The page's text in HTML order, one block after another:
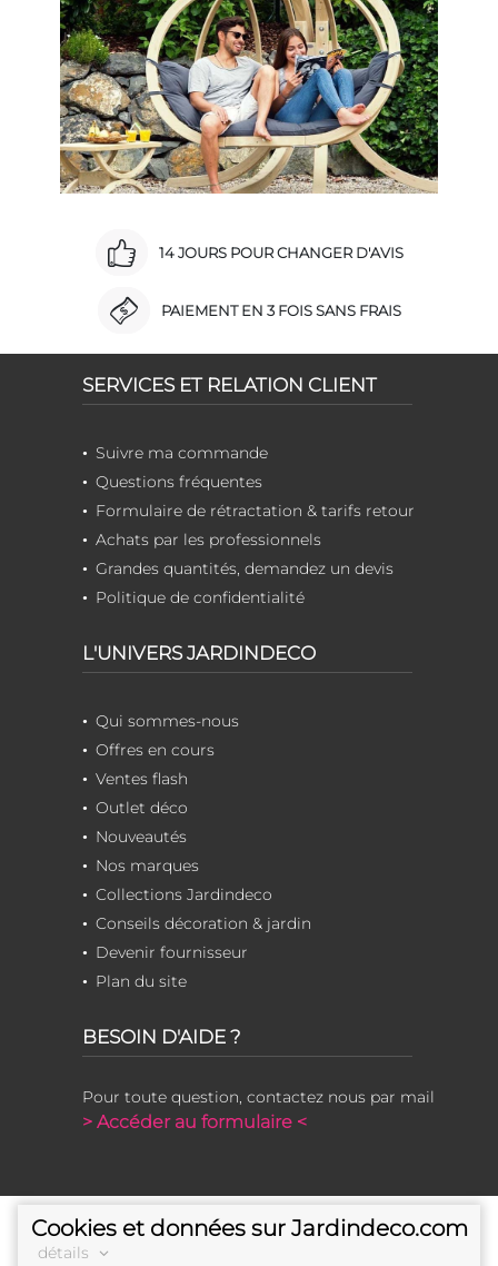
14 JOURS POUR CHANGER D'AVIS
PAIEMENT EN 3 FOIS SANS FRAIS
SERVICES ET RELATION CLIENT
Suivre ma commande
Questions fréquentes
Formulaire de rétractation & tarifs retour
Achats par les professionnels
Grandes quantités, demandez un devis
Politique de confidentialité
L'UNIVERS JARDINDECO
Qui sommes-nous
Offres en cours
Ventes flash
Outlet déco
Nouveautés
Nos marques
Collections Jardindeco
Conseils décoration & jardin
Devenir fournisseur
Plan du site
BESOIN D'AIDE ?
Pour toute question, contactez nous par mail
> Accéder au formulaire <
Cookies et données sur Jardindeco.com
détails